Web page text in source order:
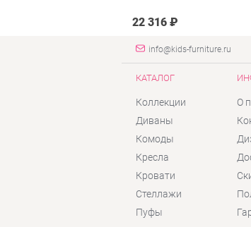
22 316 ₽
info@kids-furniture.ru
КАТАЛОГ
Коллекции
Диваны
Комоды
Кресла
Кровати
Стеллажи
Пуфы
О